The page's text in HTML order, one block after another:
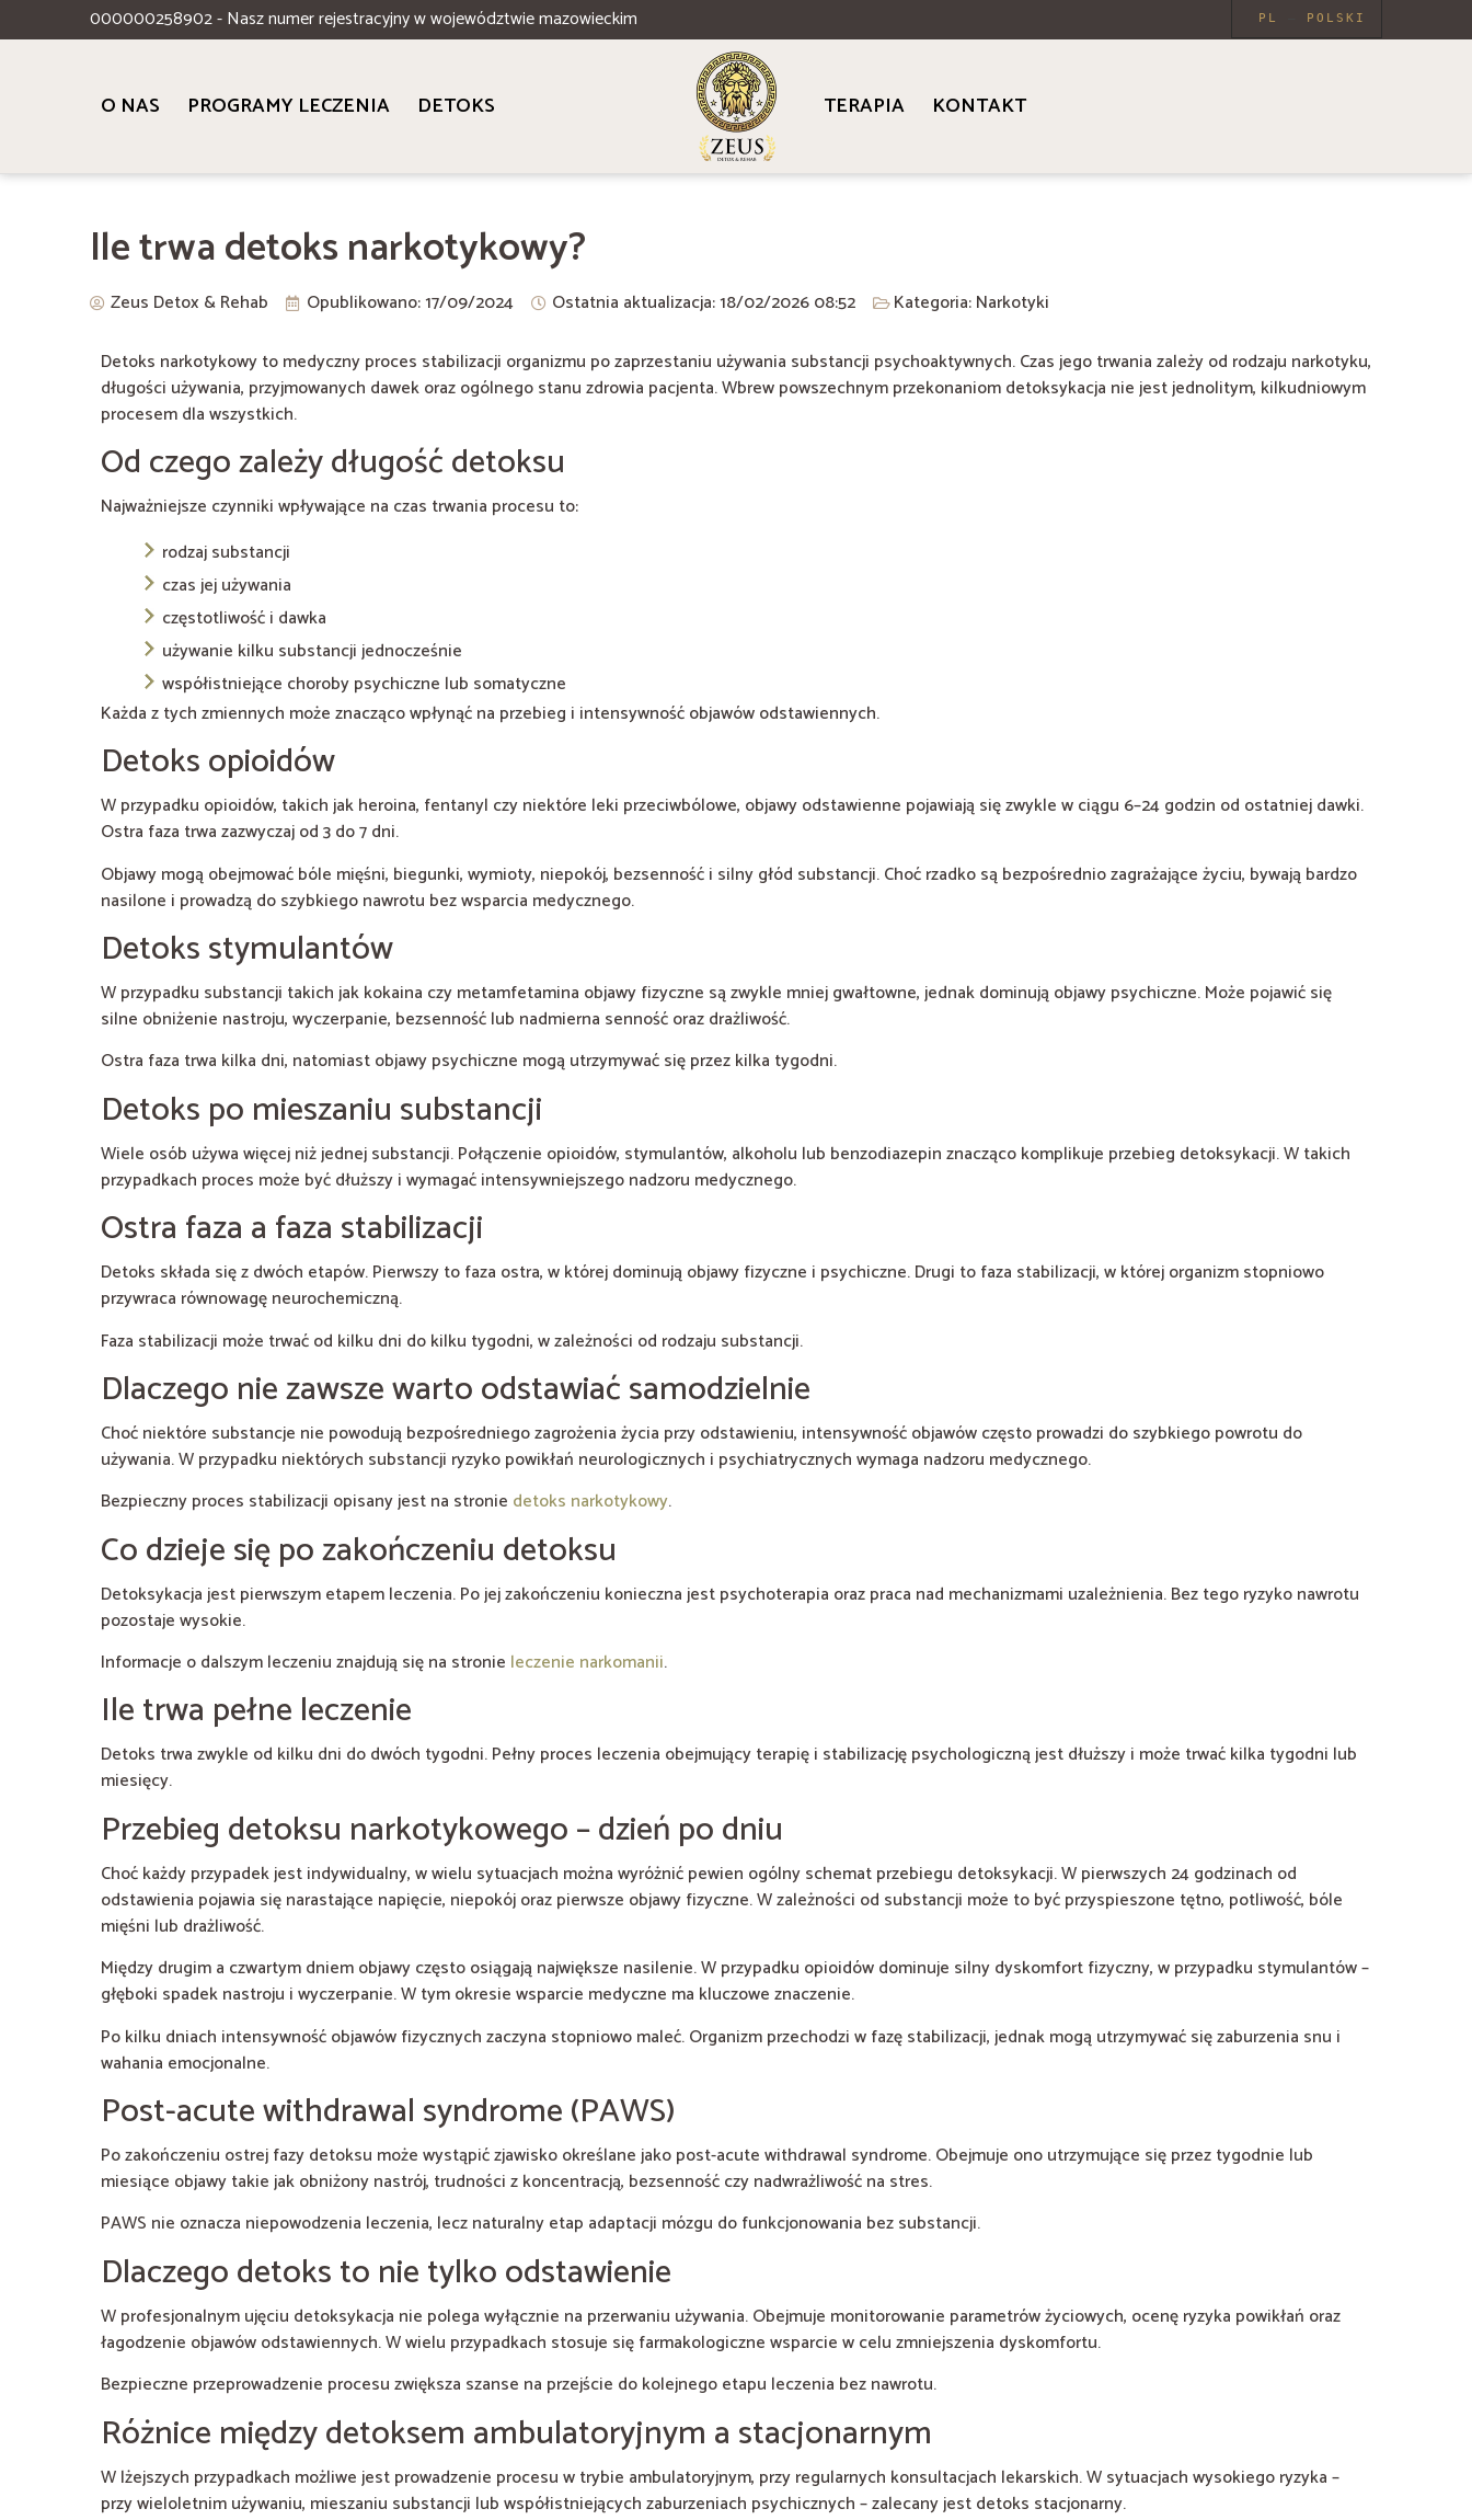
000000258902 - Nasz numer rejestracyjny w województwie mazowieckim POLSKI
PL
O NAS PROGRAMY LECZENIA DETOKS TERAPIA KONTAKT
Ile trwa detoks narkotykowy?
Zeus Detox & Rehab Opublikowano:17/09/2024 Ostatnia aktualizacja: 18/02/202608:52 Kategoria:Narkotyki
Detoks narkotykowy to medyczny proces stabilizacji organizmu po zaprzestaniu używania substancji psychoaktywnych. Czas jego trwania zależy od rodzaju narkotyku,
długości używania, przyjmowanych dawek oraz ogólnego stanu zdrowia pacjenta. Wbrew powszechnym przekonaniom detoksykacja nie jest jednolitym, kilkudniowym
procesem dla wszystkich.
Od czego zależy długość detoksu
Najważniejsze czynniki wpływające na czas trwania procesu to:
rodzaj substancji
czas jej używania
częstotliwość i dawka
używanie kilku substancji jednocześnie
współistniejące choroby psychiczne lub somatyczne
Każda z tych zmiennych może znacząco wpłynąć na przebieg i intensywność objawów odstawiennych.
Detoks opioidów
W przypadku opioidów, takich jak heroina, fentanyl czy niektóre leki przeciwbólowe, objawy odstawienne pojawiają się zwykle w ciągu 6–24 godzin od ostatniej dawki.
Ostra faza trwa zazwyczaj od 3 do 7 dni.
Objawy mogą obejmować bóle mięśni, biegunki, wymioty, niepokój, bezsenność i silny głód substancji. Choć rzadko są bezpośrednio zagrażające życiu, bywają bardzo
nasilone i prowadzą do szybkiego nawrotu bez wsparcia medycznego.
Detoks stymulantów
W przypadku substancji takich jak kokaina czy metamfetamina objawy fizyczne są zwykle mniej gwałtowne, jednak dominują objawy psychiczne. Może pojawić się
silne obniżenie nastroju, wyczerpanie, bezsenność lub nadmierna senność oraz drażliwość.
Ostra faza trwa kilka dni, natomiast objawy psychiczne mogą utrzymywać się przez kilka tygodni.
Detoks po mieszaniu substancji
Wiele osób używa więcej niż jednej substancji. Połączenie opioidów, stymulantów, alkoholu lub benzodiazepin znacząco komplikuje przebieg detoksykacji. W takich
przypadkach proces może być dłuższy i wymagać intensywniejszego nadzoru medycznego.
Ostra faza a faza stabilizacji
Detoks składa się z dwóch etapów. Pierwszy to faza ostra, w której dominują objawy fizyczne i psychiczne. Drugi to faza stabilizacji, w której organizm stopniowo
przywraca równowagę neurochemiczną.
Faza stabilizacji może trwać od kilku dni do kilku tygodni, w zależności od rodzaju substancji.
Dlaczego nie zawsze warto odstawiać samodzielnie
Choć niektóre substancje nie powodują bezpośredniego zagrożenia życia przy odstawieniu, intensywność objawów często prowadzi do szybkiego powrotu do
używania. W przypadku niektórych substancji ryzyko powikłań neurologicznych i psychiatrycznych wymaga nadzoru medycznego.
Bezpieczny proces stabilizacji opisany jest na stronie detoks narkotykowy.
Co dzieje się po zakończeniu detoksu
Detoksykacja jest pierwszym etapem leczenia. Po jej zakończeniu konieczna jest psychoterapia oraz praca nad mechanizmami uzależnienia. Bez tego ryzyko nawrotu
pozostaje wysokie.
Informacje o dalszym leczeniu znajdują się na stronie leczenie narkomanii.
Ile trwa pełne leczenie
Detoks trwa zwykle od kilku dni do dwóch tygodni. Pełny proces leczenia obejmujący terapię i stabilizację psychologiczną jest dłuższy i może trwać kilka tygodni lub
miesięcy.
Przebieg detoksu narkotykowego – dzień po dniu
Choć każdy przypadek jest indywidualny, w wielu sytuacjach można wyróżnić pewien ogólny schemat przebiegu detoksykacji. W pierwszych 24 godzinach od
odstawienia pojawia się narastające napięcie, niepokój oraz pierwsze objawy fizyczne. W zależności od substancji może to być przyspieszone tętno, potliwość, bóle
mięśni lub drażliwość.
Między drugim a czwartym dniem objawy często osiągają największe nasilenie. W przypadku opioidów dominuje silny dyskomfort fizyczny, w przypadku stymulantów –
głęboki spadek nastroju i wyczerpanie. W tym okresie wsparcie medyczne ma kluczowe znaczenie.
Po kilku dniach intensywność objawów fizycznych zaczyna stopniowo maleć. Organizm przechodzi w fazę stabilizacji, jednak mogą utrzymywać się zaburzenia snu i
wahania emocjonalne.
Post-acute withdrawal syndrome (PAWS)
Po zakończeniu ostrej fazy detoksu może wystąpić zjawisko określane jako post-acute withdrawal syndrome. Obejmuje ono utrzymujące się przez tygodnie lub
miesiące objawy takie jak obniżony nastrój, trudności z koncentracją, bezsenność czy nadwrażliwość na stres.
PAWS nie oznacza niepowodzenia leczenia, lecz naturalny etap adaptacji mózgu do funkcjonowania bez substancji.
Dlaczego detoks to nie tylko odstawienie
W profesjonalnym ujęciu detoksykacja nie polega wyłącznie na przerwaniu używania. Obejmuje monitorowanie parametrów życiowych, ocenę ryzyka powikłań oraz
łagodzenie objawów odstawiennych. W wielu przypadkach stosuje się farmakologiczne wsparcie w celu zmniejszenia dyskomfortu.
Bezpieczne przeprowadzenie procesu zwiększa szanse na przejście do kolejnego etapu leczenia bez nawrotu.
Różnice między detoksem ambulatoryjnym a stacjonarnym
W lżejszych przypadkach możliwe jest prowadzenie procesu w trybie ambulatoryjnym, przy regularnych konsultacjach lekarskich. W sytuacjach wysokiego ryzyka –
przy wieloletnim używaniu, mieszaniu substancji lub współistniejących zaburzeniach psychicznych – zalecany jest detoks stacjonarny.